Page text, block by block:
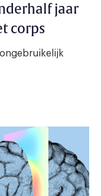
jaar
corps